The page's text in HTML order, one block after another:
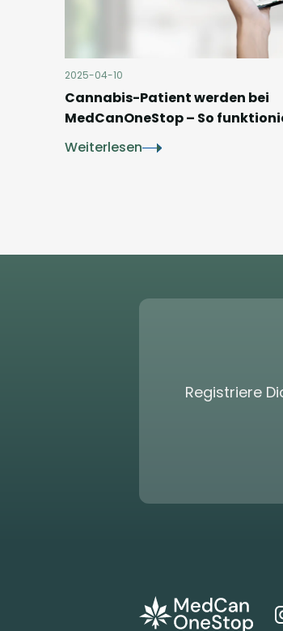
2025-04-10
Cannabis-Patient werden bei
MedCanOneStop – So
Weiterlesen
Registriere